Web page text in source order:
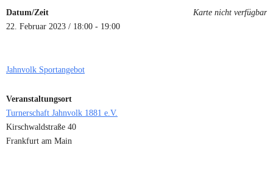
Karte nicht verfügbar
Datum/Zeit
22. Februar 2023 / 18:00 - 19:00
Jahnvolk Sportangebot
Veranstaltungsort
Turnerschaft Jahnvolk 1881 e.V.
Kirschwaldstraße 40
Frankfurt am Main